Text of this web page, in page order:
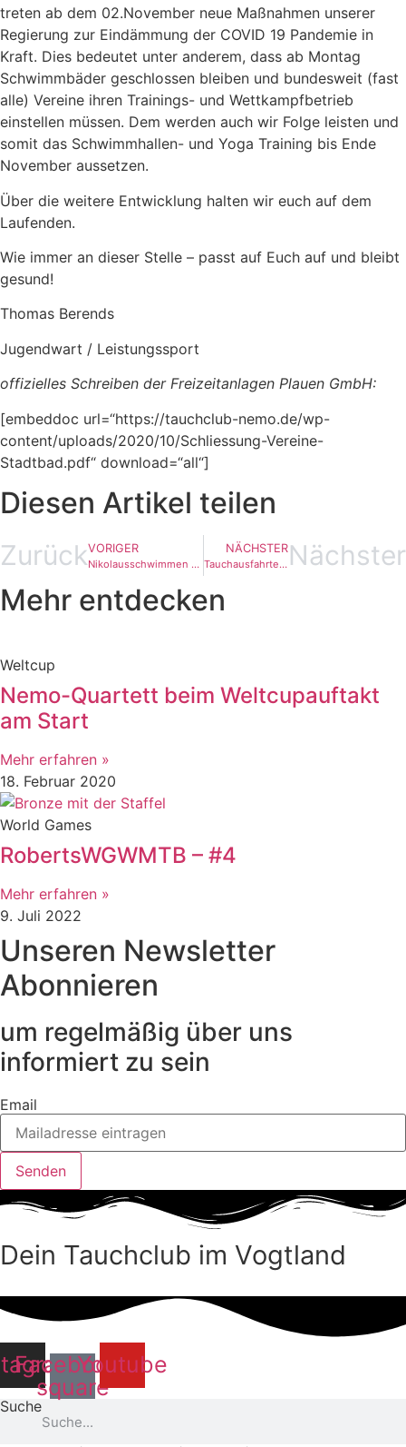
treten ab dem 02.November neue Maßnahmen unserer
Regierung zur Eindämmung der COVID 19 Pandemie in
Kraft. Dies bedeutet unter anderem, dass ab Montag
Schwimmbäder geschlossen bleiben und bundesweit (fast
alle) Vereine ihren Trainings- und Wettkampfbetrieb
einstellen müssen. Dem werden auch wir Folge leisten und
somit das Schwimmhallen- und Yoga Training bis Ende
November aussetzen.
Über die weitere Entwicklung halten wir euch auf dem
Laufenden.
Wie immer an dieser Stelle – passt auf Euch auf und bleibt
gesund!
Thomas Berends
Jugendwart / Leistungssport
offizielles Schreiben der Freizeitanlagen Plauen GmbH:
[embeddoc url=“https://tauchclub-nemo.de/wp-
content/uploads/2020/10/Schliessung-Vereine-
Stadtbad.pdf“ download=“all“]
Diesen Artikel teilen
ZurückVORIGER
Nikolausschwimmen 2020 abgesagt
NÄCHSTER
Tauchausfahrten 2021 Nächster
Mehr entdecken
Weltcup
Nemo-Quartett beim Weltcupauftakt
am Start
Mehr erfahren »
18. Februar 2020
World Games
RobertsWGWMTB – #4
Mehr erfahren »
9. Juli 2022
Unseren Newsletter
Abonnieren
um regelmäßig über uns
informiert zu sein
Email
Senden
Dein Tauchclub im Vogtland
Facebook-
square
Youtube
Suche